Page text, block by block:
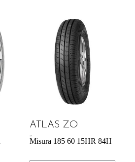
ATLAS ZO
Misura 185 60 15HR 84H